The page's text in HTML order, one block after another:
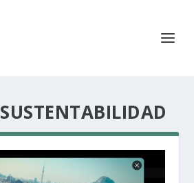
SUSTENTABILIDAD